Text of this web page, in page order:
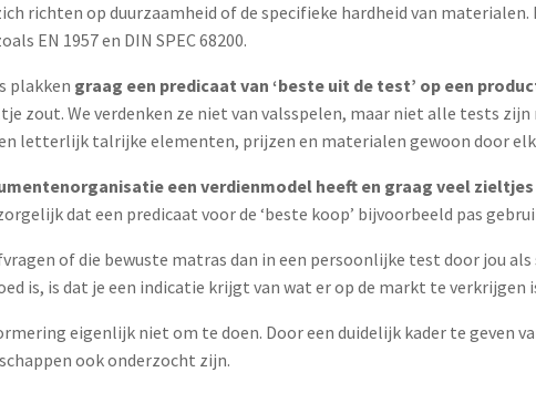
richten op duurzaamheid of de specifieke hardheid van
EN 1957 en DIN SPEC 68200.
plakken graag een predicaat van ‘beste uit de test’ op een
zout. We verdenken ze niet van valsspelen, maar niet alle tests
letterlijk talrijke elementen, prijzen en materialen gewoon door
een verdienmodel heeft en graag veel
dat een predicaat voor de ‘beste koop’ bijvoorbeeld pas
of die bewuste matras dan in een persoonlijke test door jou
is, is dat je een indicatie krijgt van wat er op de markt te verkrijgen
eigenlijk niet om te doen. Door een duidelijk kader te geven
ook onderzocht zijn.